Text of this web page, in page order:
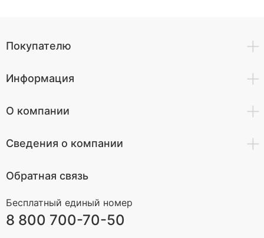
Покупателю
Информация
О компании
Сведения о компании
Обратная связь
Бесплатный единый номер
8 800 700-70-50